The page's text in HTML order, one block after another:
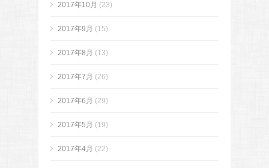
2017年10月 (23)
2017年9月 (15)
2017年8月 (13)
2017年7月 (26)
2017年6月 (29)
2017年5月 (19)
2017年4月 (22)